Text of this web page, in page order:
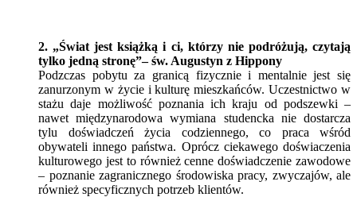
2. „Świat jest książką i ci, którzy nie podróżują, czytają
tylko jedną stronę”– św. Augustyn z Hippony
Podzczas pobytu za granicą fizycznie i mentalnie jest się
zanurzonym w życie i kulturę mieszkańców. Uczestnictwo w
stażu daje możliwość poznania ich kraju od podszewki –
nawet międzynarodowa wymiana studencka nie dostarcza
tylu doświadczeń życia codziennego, co praca wśród
obywateli innego państwa. Oprócz ciekawego doświaczenia
kulturowego jest to również cenne doświadczenie zawodowe
– poznanie zagranicznego środowiska pracy, zwyczajów, ale
również specyficznych potrzeb klientów.